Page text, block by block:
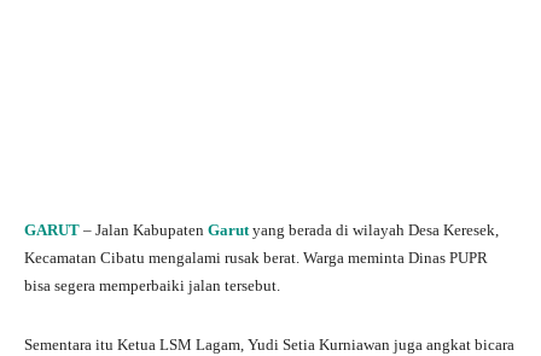
GARUT – Jalan Kabupaten Garutyang berada di wilayah Desa Keresek,
Kecamatan Cibatu mengalami rusak berat. Warga meminta Dinas PUPR
bisa segera memperbaiki jalan tersebut.
Sementara itu Ketua LSM Lagam, Yudi Setia Kurniawan juga angkat bicara